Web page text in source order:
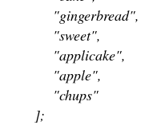
"gingerbread",
"sweet",
"applicake",
"apple",
"chups"
];